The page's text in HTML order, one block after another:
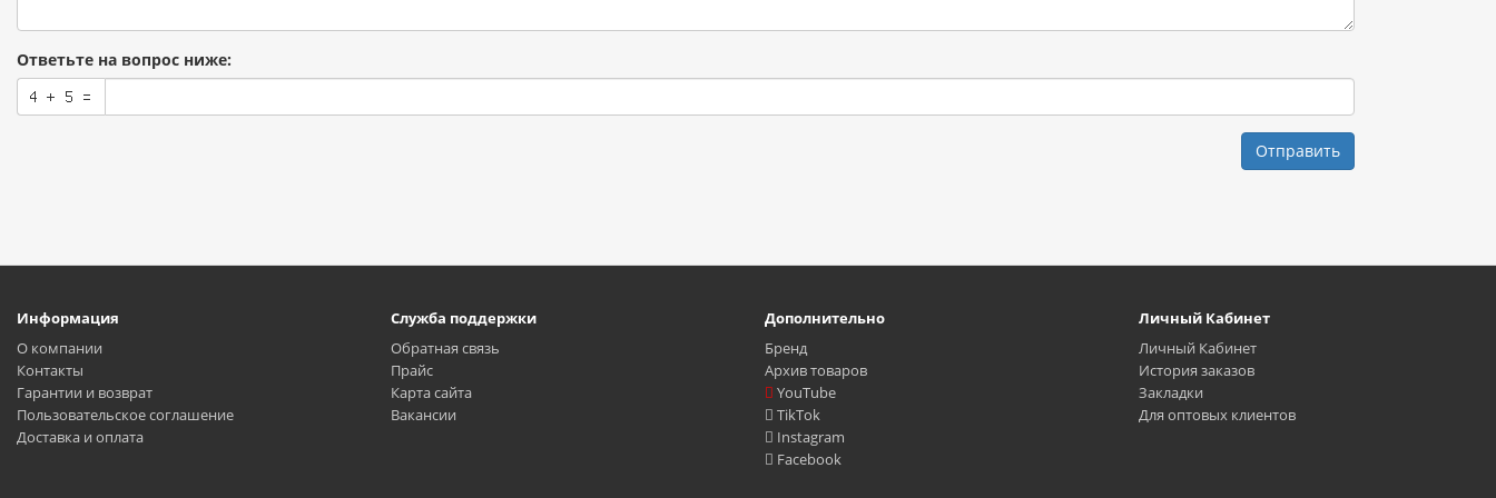
Ответьте на вопрос ниже:
Отправить
Информация
О компании
Контакты
Гарантии и возврат
Пользовательское соглашение
Доставка и оплата
Служба поддержки
Обратная связь
Прайс
Карта сайта
Вакансии
Дополнительно
Бренд
Архив товаров
YouTube
TikTok
Instagram
Facebook
Личный Кабинет
Личный Кабинет
История заказов
Закладки
Для оптовых клиентов